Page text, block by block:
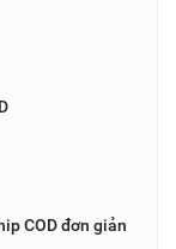
COD đơn giản